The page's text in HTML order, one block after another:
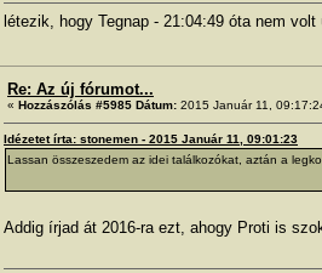
létezik, hogy Tegnap - 21:04:49 óta nem
Re: Az új fórumot...
« Hozzászólás #5985 Dátum: 2015 Január 11,
Idézetet írta: stonemen - 2015 Január 11, 09:01:23
Lassan összeszedem az idei találkozókat, aztán a
Addig írjad át 2016-ra ezt, ahogy Proti is